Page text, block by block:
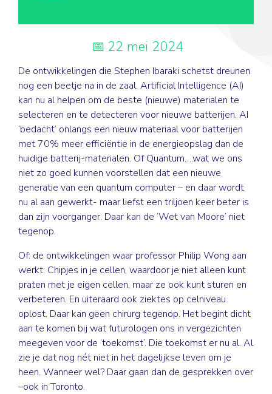
22 mei 2024
De ontwikkelingen die Stephen Ibaraki schetst dreunen
nog een beetje na in de zaal. Artificial Intelligence (AI)
kan nu al helpen om de beste (nieuwe) materialen te
selecteren en te detecteren voor nieuwe batterijen. AI
‘bedacht’ onlangs een nieuw materiaal voor batterijen
met 70% meer efficiëntie in de energieopslag dan de
huidige batterij-materialen. Of Quantum….wat we ons
niet zo goed kunnen voorstellen dat een nieuwe
generatie van een quantum computer – en daar wordt
nu al aan gewerkt- maar liefst een triljoen keer beter is
dan zijn voorganger. Daar kan de ‘Wet van Moore’ niet
tegenop.
Of: de ontwikkelingen waar professor Philip Wong aan
werkt: Chipjes in je cellen, waardoor je niet alleen kunt
praten met je eigen cellen, maar ze ook kunt sturen en
verbeteren. En uiteraard ook ziektes op celniveau
oplost. Daar kan geen chirurg tegenop. Het begint dicht
aan te komen bij wat futurologen ons in vergezichten
meegeven voor de ‘toekomst’. Die toekomst er nu al. Al
zie je dat nog nét niet in het dagelijkse leven om je
heen. Wanneer wel? Daar gaan dan de gesprekken over
–ook in Toronto.